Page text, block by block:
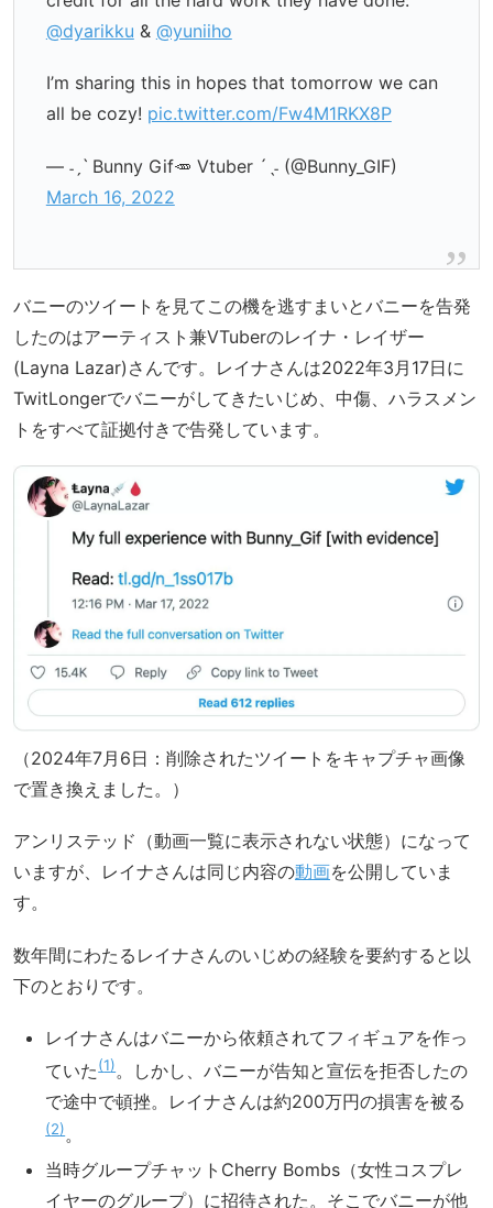
@dyarikku & @yuniiho
I’m sharing this in hopes that tomorrow we can
all be cozy! pic.twitter.com/Fw4M1RKX8P
— ˗ˏˋ Bunny Gif🥕 Vtuber ´ˎ˗ (@Bunny_GIF)
March 16, 2022
バニーのツイートを見てこの機を逃すまいとバニーを告発
したのはアーティスト兼VTuberのレイナ・レイザー
(Layna Lazar)さんです。レイナさんは2022年3月17日に
TwitLongerでバニーがしてきたいじめ、中傷、ハラスメン
トをすべて証拠付きで告発しています。
（2024年7月6日：削除されたツイートをキャプチャ画像
で置き換えました。）
アンリステッド（動画一覧に表示されない状態）になって
いますが、レイナさんは同じ内容の動画を公開していま
す。
数年間にわたるレイナさんのいじめの経験を要約すると以
下のとおりです。
レイナさんはバニーから依頼されてフィギュアを作っ
ていた 1 。しかし、バニーが告知と宣伝を拒否したの
で途中で頓挫。レイナさんは約200万円の損害を被る
2 。
当時グループチャットCherry Bombs（女性コスプレ
イヤーのグループ）に招待された。そこでバニーが他